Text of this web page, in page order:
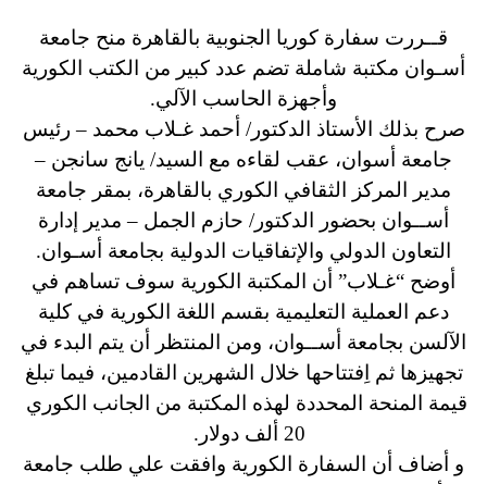
قــررت سفارة كوريا الجنوبية بالقاهرة منح جامعة
أسـوان مكتبة شاملة تضم عدد كبير من الكتب الكورية
وأجهزة الحاسب الآلي.
صرح بذلك الأستاذ الدكتور/ أحمد غـلاب محمد – رئيس
جامعة أسوان، عقب لقاءه مع السيد/ يانج سانجن –
مدير المركز الثقافي الكوري بالقاهرة، بمقر جامعة
أســوان بحضور الدكتور/ حازم الجمل – مدير إدارة
التعاون الدولي والإتفاقيات الدولية بجامعة أسـوان.
أوضح “غـلاب” أن المكتبة الكورية سوف تساهم في
دعم العملية التعليمية بقسم اللغة الكورية في كلية
الآلسن بجامعة أســوان، ومن المنتظر أن يتم البدء في
تجهيزها ثم اِفتتاحها خلال الشهرين القادمين، فيما تبلغ
قيمة المنحة المحددة لهذه المكتبة من الجانب الكوري
20 ألف دولار.
و أضاف أن السفارة الكورية وافقت علي طلب جامعة